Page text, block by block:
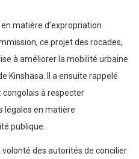
matière d’expropriation
ce projet des rocades,
à améliorer la mobilité urbaine
Kinshasa. Il a ensuite rappelé
congolais à respecter
légales en matière
publique.
des autorités de concilier